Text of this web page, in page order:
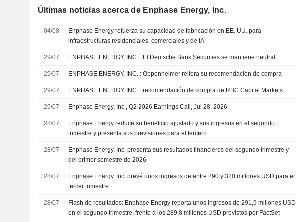
Últimas noticias acerca de Enphase Energy, Inc.
04/08
Enphase Energy refuerza su capacidad de fabricación en EE. UU. para
infraestructuras residenciales, comerciales y de IA
29/07 ENPHASE ENERGY, INC. : El Deutsche Bank Securities se mantiene neutral
29/07 ENPHASE ENERGY, INC. : Oppenheimer reitera su recomendación de compra
29/07 ENPHASE ENERGY, INC. : recomendación de compra de RBC Capital Markets
29/07 Enphase Energy, Inc., Q2 2026 Earnings Call, Jul 28, 2026
28/07
Enphase Energy reduce su beneficio ajustado y sus ingresos en el segundo
trimestre y presenta sus previsiones para el tercero
28/07
Enphase Energy, Inc. presenta sus resultados financieros del segundo trimestre y
del primer semestre de 2026
28/07
Enphase Energy, Inc. prevé unos ingresos de entre 290 y 320 millones USD para el
tercer trimestre
28/07
Flash de resultados: Enphase Energy reporta unos ingresos de 291,9 millones USD
en el segundo trimestre, frente a los 289,8 millones USD previstos por FactSet